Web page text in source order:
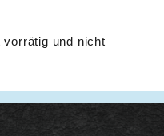
und nicht